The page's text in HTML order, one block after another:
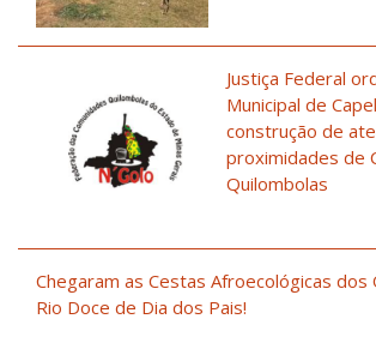
Justiça Federal
Municipal de
construção de
proximidades de
Quilombolas
Chegaram as Cestas Afroecológicas dos
Rio Doce de Dia dos Pais!